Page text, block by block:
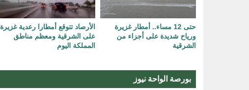
حتى 12 مساء.. أمطار غزيرة
ورياح شديدة على أجزاء من
الشرقية
الأرصاد تتوقع أمطارا رعدية غزيرة
على الشرقية ومعظم مناطق
المملكة اليوم
بورصة الواحة نيوز